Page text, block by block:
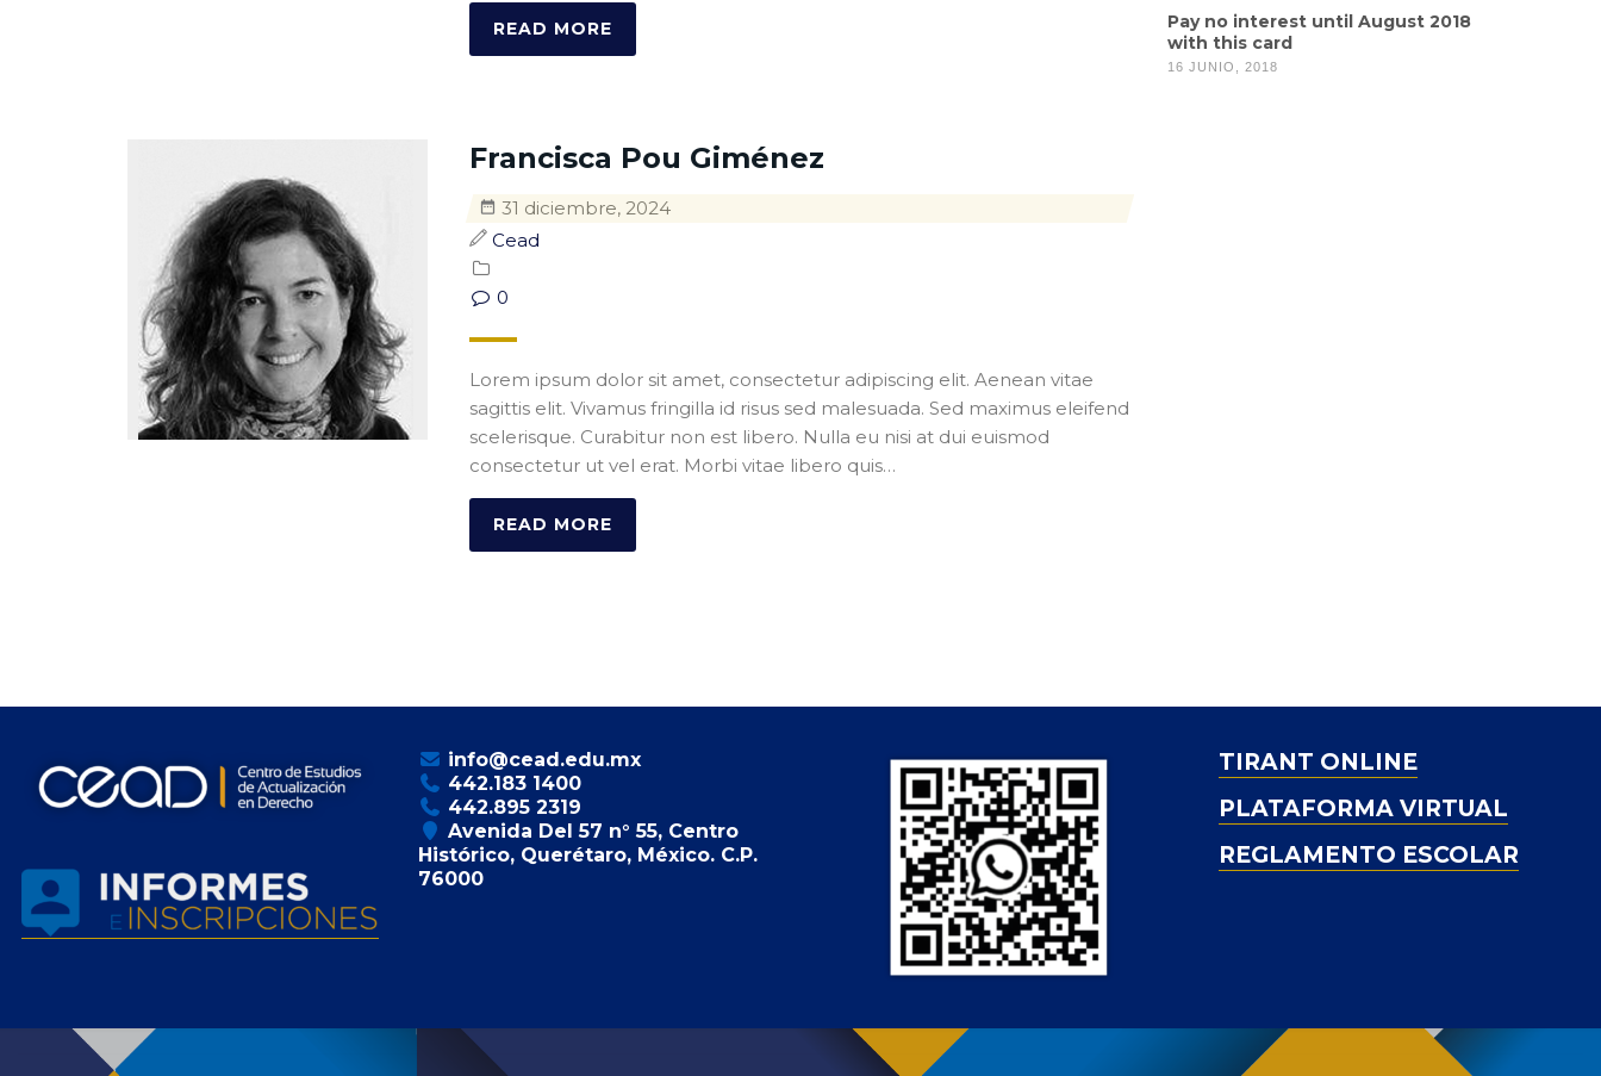
READ MORE
Francisca Pou Giménez
31 diciembre, 2024
Cead
0
Lorem ipsum dolor sit amet, consectetur adipiscing elit. Aenean vitae
sagittis elit. Vivamus fringilla id risus sed malesuada. Sed maximus eleifend
scelerisque. Curabitur non est libero. Nulla eu nisi at dui euismod
consectetur ut vel erat. Morbi vitae libero quis…
READ MORE
Pay no interest until August 2018
with this card
16 JUNIO, 2018
info@cead.edu.mx
442.183 1400
442.895 2319
Avenida Del 57 n° 55, Centro
Histórico, Querétaro, México. C.P.
76000
TIRANT ONLINE
PLATAFORMA VIRTUAL
REGLAMENTO ESCOLAR